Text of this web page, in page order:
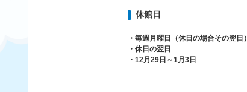
休館日
・毎週月曜日（休日の場合その翌日）
・休日の翌日
・12月29日～1月3日